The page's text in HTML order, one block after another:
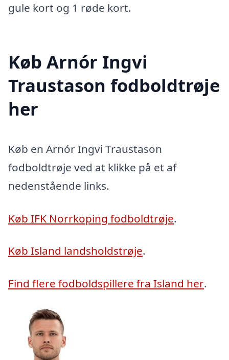
gule kort og 1 røde kort.
Køb Arnór Ingvi
Traustason fodboldtrøje
her
Køb en Arnór Ingvi Traustason
fodboldtrøje ved at klikke på et af
nedenstående links.
Køb IFK Norrkoping fodboldtrøje.
Køb Island landsholdstrøje.
Find flere fodboldspillere fra Island her.